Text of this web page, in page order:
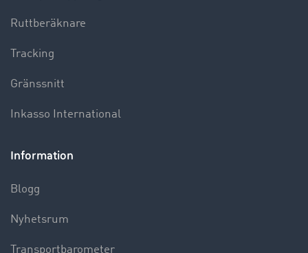
Ruttberäknare
Tracking
Gränssnitt
Inkasso International
Information
Blogg
Nyhetsrum
Transportbarometer